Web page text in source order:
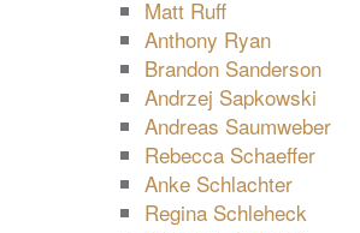
Matt Ruff
Anthony Ryan
Brandon Sanderson
Andrzej Sapkowski
Andreas Saumweber
Rebecca Schaeffer
Anke Schlachter
Regina Schleheck